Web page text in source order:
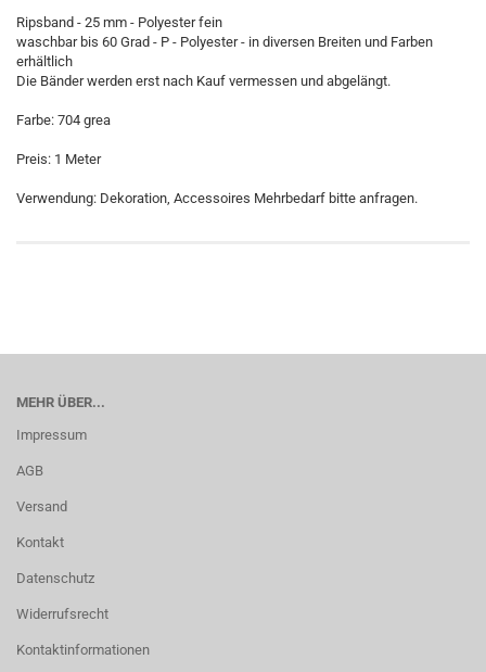
Ripsband - 25 mm - Polyester fein
waschbar bis 60 Grad - P - Polyester - in diversen Breiten und Farben
erhältlich
Die Bänder werden erst nach Kauf vermessen und abgelängt.
Farbe: 704 grea
Preis: 1 Meter
Verwendung: Dekoration, Accessoires Mehrbedarf bitte anfragen.
MEHR ÜBER...
Impressum
AGB
Versand
Kontakt
Datenschutz
Widerrufsrecht
Kontaktinformationen